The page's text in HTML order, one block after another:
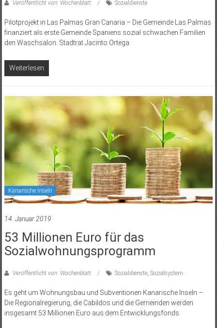
Veröffentlicht von: Wochenblatt Sozialdienste
Pilotprojekt in Las Palmas Gran Canaria – Die Gemeinde Las Palmas
finanziert als erste Gemeinde Spaniens sozial schwachen Familien
den Waschsalon. Stadtrat Jacinto Ortega
Weiterlesen
Kanarische Inseln
14. Januar 2019
53 Millionen Euro für das
Sozialwohnungsprogramm
Veröffentlicht von: Wochenblatt Sozialdienste, Sozialsystem
Es geht um Wohnungsbau und Subventionen Kanarische Inseln –
Die Regionalregierung, die Cabildos und die Gemeinden werden
insgesamt 53 Millionen Euro aus dem Entwicklungsfonds